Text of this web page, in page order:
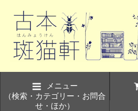
メニュー
（検索・カテゴリー・お問合
せ・ほか）